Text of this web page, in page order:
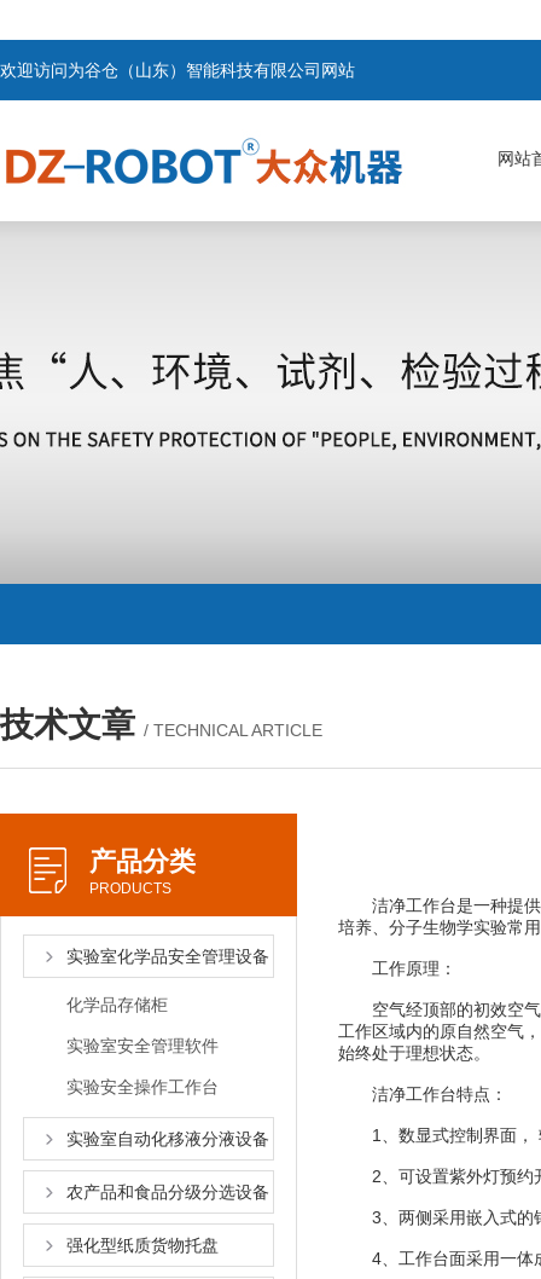
欢迎访问为谷仓（山东）智能科技有限公司网站
网站
技术文章 / TECHNICAL ARTICLE
产品分类
PRODUCTS
实验室化学品安全管理设备
化学品存储柜
实验室安全管理软件
实验安全操作工作台
实验室自动化移液分液设备
农产品和食品分级分选设备
强化型纸质货物托盘
洁净工作台是一种提供
培养、分子生物学实验常
工作原理：
空气经顶部的初效空气
工作区域内的原自然空气
始终处于理想状态。
洁净工作台特点：
1、数显式控制界面，
2、可设置紫外灯预约开
3、两侧采用嵌入式的
4、工作台面采用一体成